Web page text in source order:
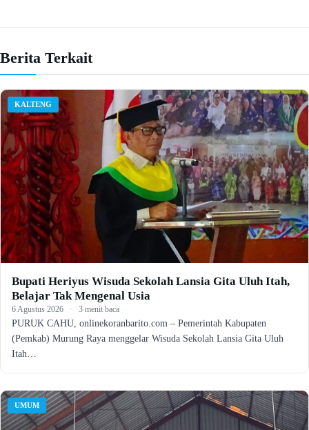
Berita Terkait
KALTENG
Bupati Heriyus Wisuda Sekolah Lansia Gita Uluh Itah,
Belajar Tak Mengenal Usia
6 Agustus 2026 · 3 menit baca
PURUK CAHU, onlinekoranbarito.com – Pemerintah Kabupaten
(Pemkab) Murung Raya menggelar Wisuda Sekolah Lansia Gita Uluh
Itah…
UMUM